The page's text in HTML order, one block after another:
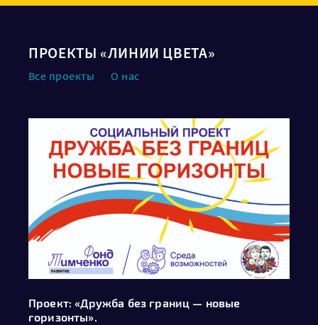
ПРОЕКТЫ «ЛИНИИ ЦВЕТА»
Все проекты О нас
Проект: «Дружба без границ — новые
горизонты».